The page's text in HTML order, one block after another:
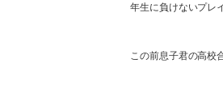
年生に負けないプレ
この前息子君の高校